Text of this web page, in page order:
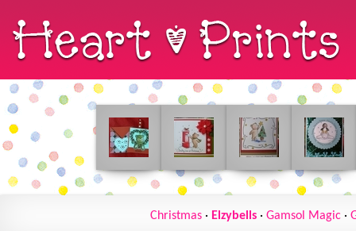
Christmas· Elzybells· Gamsol Magic·